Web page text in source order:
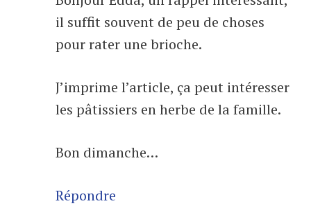
il suffit souvent de peu de choses
pour rater une brioche.
J’imprime l’article, ça peut intéresser
les pâtissiers en herbe de la famille.
Bon dimanche…
Répondre